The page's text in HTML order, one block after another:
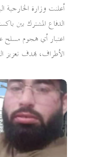
أعلنت وزارة الخارجية
الدفاع المشترك بين
اعتبار أي هجوم مسلح
الأطراف، بهدف تعزيز